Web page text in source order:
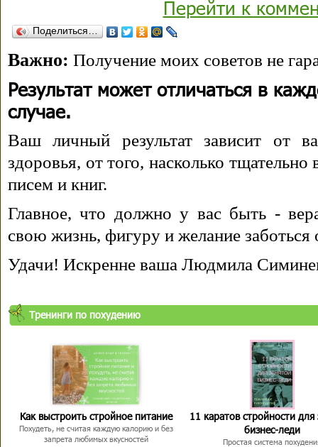
Перейти к
Поделиться…
Важно: Получение моих советов не
Результат может отличаться в
случае.
Ваш личный результат зависит от
здоровья, от того, насколько
писем и книг.
Главное, что должно у вас быть -
свою жизнь, фигуру и желание заботься
Удачи! Искренне ваша Людмила
Тренинги по похудению
Как выстроить стройное питание
Похудеть, не считая каждую калорию и без
запрета любимых вкусностей
11 каратов стройности для
бизнес-леди
Простая система